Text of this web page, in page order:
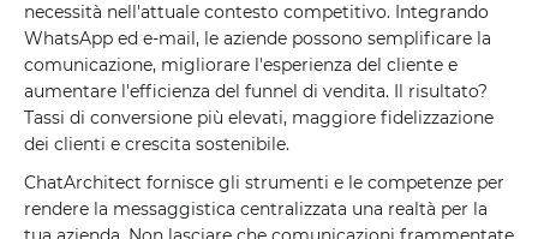
necessità nell'attuale contesto competitivo. Integrando
WhatsApp ed e-mail, le aziende possono semplificare la
comunicazione, migliorare l'esperienza del cliente e
aumentare l'efficienza del funnel di vendita. Il risultato?
Tassi di conversione più elevati, maggiore fidelizzazione
dei clienti e crescita sostenibile.
ChatArchitect fornisce gli strumenti e le competenze per
rendere la messaggistica centralizzata una realtà per la